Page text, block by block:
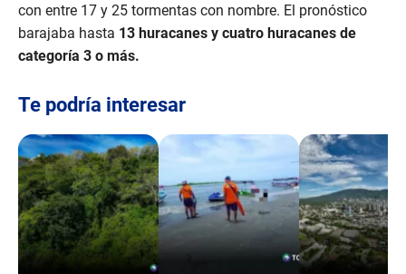
con entre 17 y 25 tormentas con nombre. El pronóstico
barajaba hasta 13 huracanes y cuatro huracanes de
categoría 3 o más.
Te podría interesar